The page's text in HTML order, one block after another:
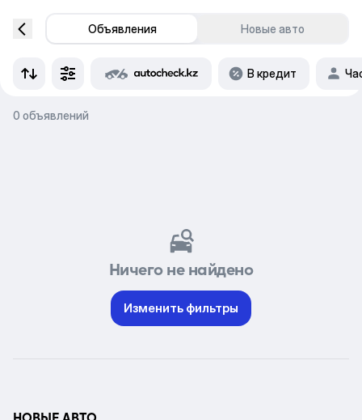
Объявления Новые авто
В кредит
0 объявлений
Ничего не найдено
Изменить фильтры